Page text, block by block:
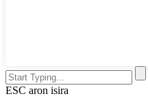
ESC aron isira